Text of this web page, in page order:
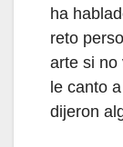
ha
reto
arte si no
le canto
dijeron